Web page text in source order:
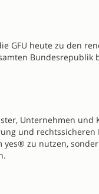
GFU heute zu den
Bundesrepublik
Unternehmen und
und
zu nutzen,